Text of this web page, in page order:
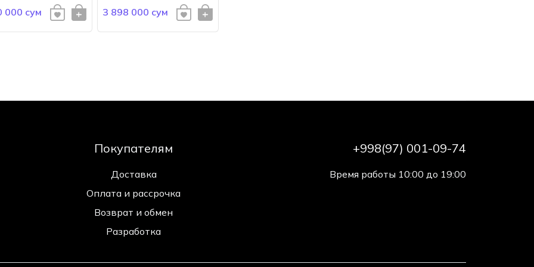
000 сум 3 898 000 сум
Покупателям
Доставка
Оплата и рассрочка
Возврат и обмен
Разработка
+998(97) 001-09-74
Время работы 10:00 до 19:00